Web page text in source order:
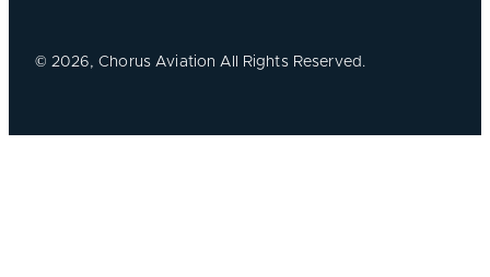
© 2026, Chorus Aviation All Rights Reserved.